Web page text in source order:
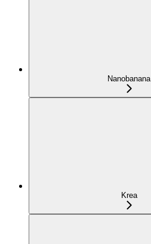
Nanobanana
Krea